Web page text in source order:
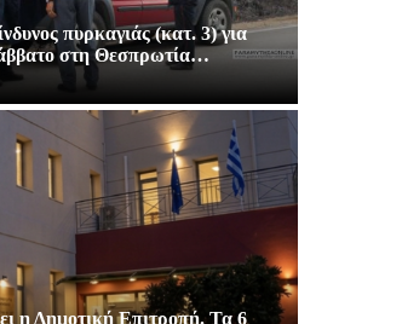
πυρκαγιάς (κατ. 3) για
στη Θεσπρωτία…
η Δημοτική Επιτροπή. Τα 6